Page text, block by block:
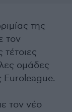
της
τον
ομάδες
Euroleague.
τον νέο